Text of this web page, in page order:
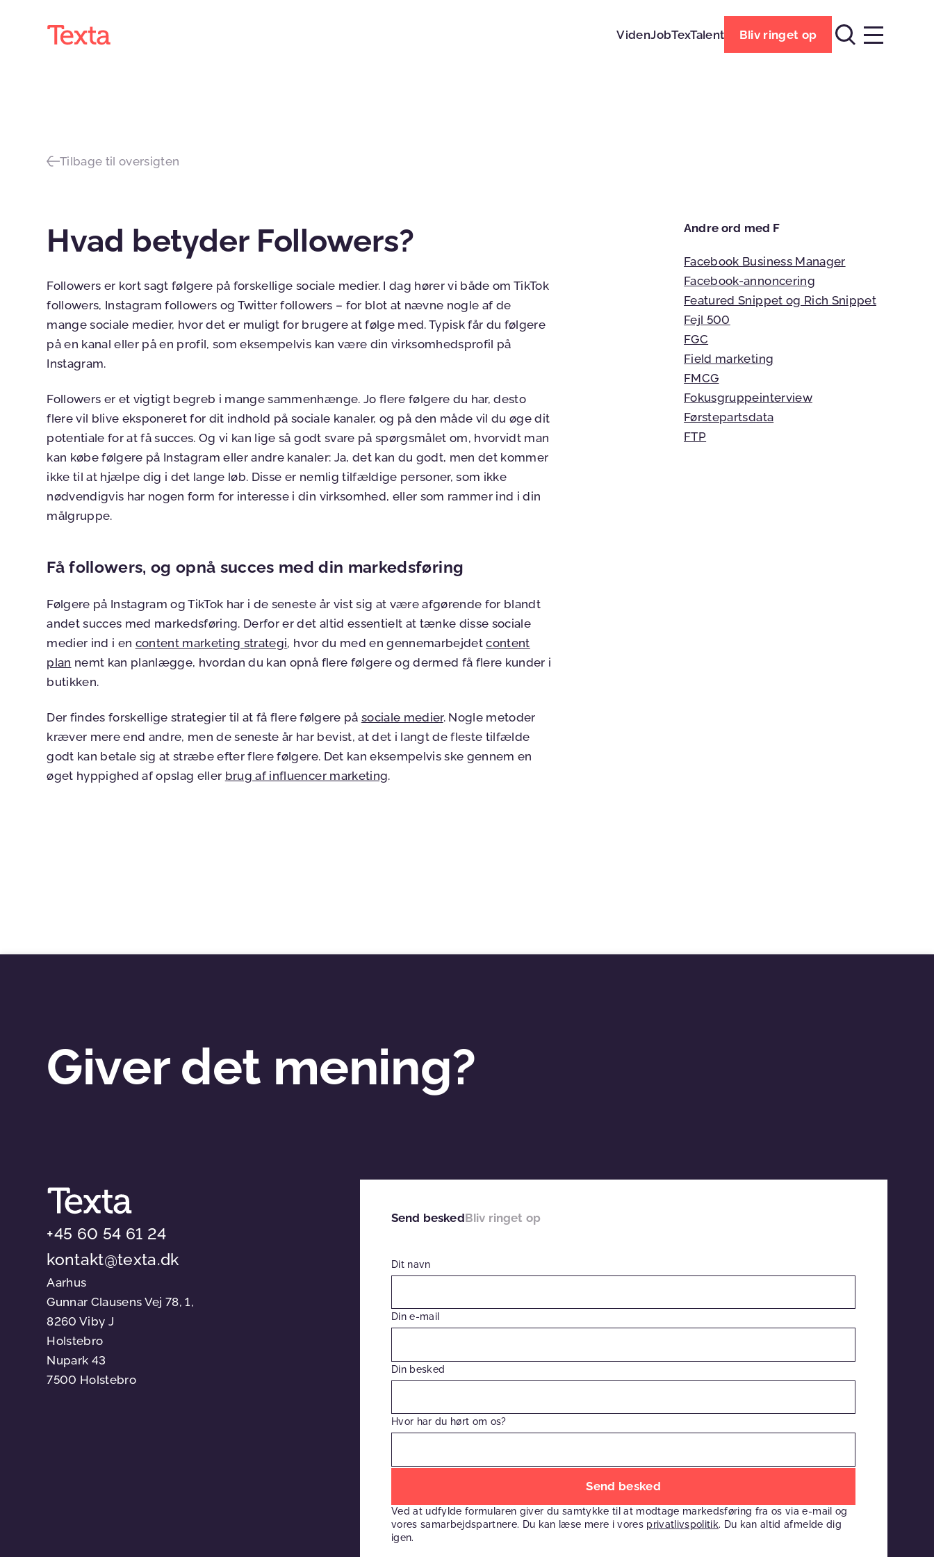
VidenJobTexTalent Bliv ringet op
Tilbage til oversigten
Hvad betyder Followers?
Followers er kort sagt følgere på forskellige sociale medier. I dag hører vi både om TikTok
followers, Instagram followers og Twitter followers – for blot at nævne nogle af de
mange sociale medier, hvor det er muligt for brugere at følge med. Typisk får du følgere
på en kanal eller på en profil, som eksempelvis kan være din virksomhedsprofil på
Instagram.
Followers er et vigtigt begreb i mange sammenhænge. Jo flere følgere du har, desto
flere vil blive eksponeret for dit indhold på sociale kanaler, og på den måde vil du øge dit
potentiale for at få succes. Og vi kan lige så godt svare på spørgsmålet om, hvorvidt man
kan købe følgere på Instagram eller andre kanaler: Ja, det kan du godt, men det kommer
ikke til at hjælpe dig i det lange løb. Disse er nemlig tilfældige personer, som ikke
nødvendigvis har nogen form for interesse i din virksomhed, eller som rammer ind i din
målgruppe.
Få followers, og opnå succes med din markedsføring
Følgere på Instagram og TikTok har i de seneste år vist sig at være afgørende for blandt
andet succes med markedsføring. Derfor er det altid essentielt at tænke disse sociale
medier ind i en content marketing strategi, hvor du med en gennemarbejdetcontent
plan nemt kan planlægge, hvordan du kan opnå flere følgere og dermed få flere kunder i
butikken.
Der findes forskellige strategier til at få flere følgere på sociale medier. Nogle metoder
kræver mere end andre, men de seneste år har bevist, at det i langt de fleste tilfælde
godt kan betale sig at stræbe efter flere følgere. Det kan eksempelvis ske gennem en
øget hyppighed af opslag eller brug af influencer marketing.
Andre ord med F
Facebook Business Manager
Facebook-annoncering
Featured Snippet og Rich Snippet
Fejl 500
FGC
Field marketing
FMCG
Fokusgruppeinterview
Førstepartsdata
FTP
Giver det mening?
Send beskedBliv ringet op
Dit navn
Din e-mail
Din besked
Hvor har du hørt om os?
dette
felt
Ved at udfylde formularen giver du samtykke til at modtage markedsføring fra os via e-mail og
vores samarbejdspartnere. Du kan læse mere i vores privatlivspolitik. Du kan altid afmelde dig
igen.
+45 60 54 61 24
kontakt@texta.dk
Aarhus
Gunnar Clausens Vej 78, 1,
8260 Viby J
Holstebro
Nupark 43
7500 Holstebro